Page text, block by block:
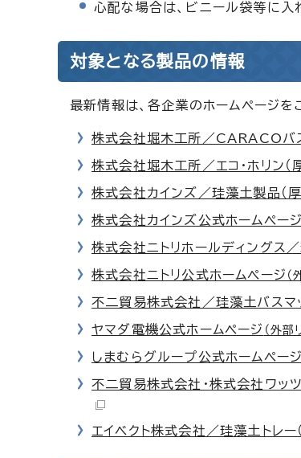
心配な場合は、ビニール袋等に入
対象となる製品の情報
最新情報は、各企業のホームページを
株式会社堀木工所／CARACOバ
株式会社堀木工所／エコ・ホリン
株式会社カインズ／珪藻土製品（
株式会社カインズ公式ホームページ
株式会社ニトリホールディングス
株式会社ニトリ公式ホームページ （
不二貿易株式会社／珪藻土バスマ
ヤマダ電機公式ホームページ （外部
しまむらグループ公式ホームページ
不二貿易株式会社・株式会社ワッ
エイベクト株式会社／珪藻土トレー